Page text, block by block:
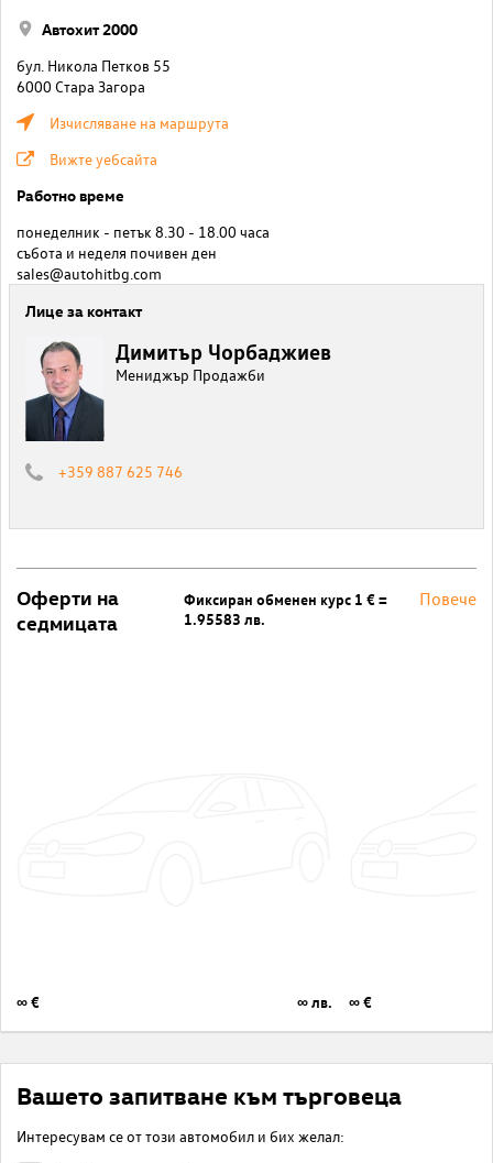
Автохит 2000
бул. Никола Петков 55
6000 Стара Загора
Изчисляване на маршрута
Вижте уебсайта
Работно време
понеделник - петък 8.30 - 18.00 часа
събота и неделя почивен ден
sales@autohitbg.com
Лице за контакт
Димитър Чорбаджиев
Мениджър Продажби
+359 887 625 746
Оферти на
седмицата
Фиксиран обменен курс 1 € =
1.95583 лв.
Повече
∞ € ∞ лв. ∞ €
Вашето запитване към търговеца
Интересувам се от този автомобил и бих желал: